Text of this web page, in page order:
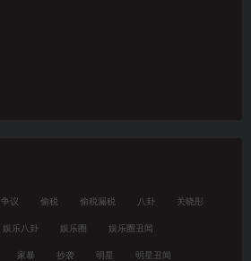
争议 偷税 偷税漏税 八卦 关晓彤
娱乐八卦 娱乐圈 娱乐圈丑闻
家暴 抄袭 明星 明星丑闻